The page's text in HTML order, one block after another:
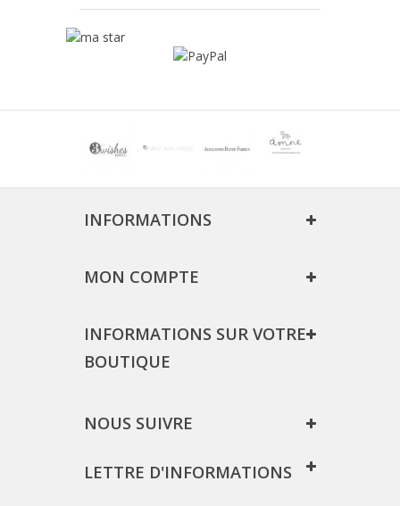
INFORMATIONS
MON COMPTE
INFORMATIONS SUR VOTRE
BOUTIQUE
NOUS SUIVRE
LETTRE D'INFORMATIONS